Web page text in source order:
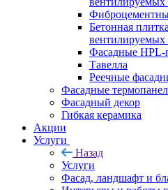
Бетонная
вентилируемых
Фасадные HPL-
Тавелла
Реечные
Фасадные
Фасадный декор
Гибкая керамика
Акции
Услуги
Назад
Услуги
Фасад, ландшафт и